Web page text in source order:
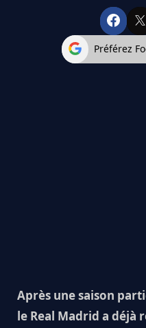
Préférez
Après une saison
le Real Madrid a déjà